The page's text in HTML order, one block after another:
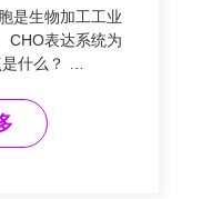
是生物加工工业
CHO表达系统为
什么？
Dr. ShuTing Xu